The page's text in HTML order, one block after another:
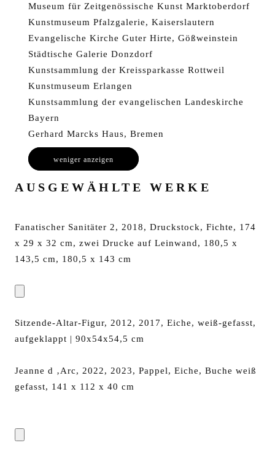
Museum für Zeitgenössische Kunst Marktoberdorf
Kunstmuseum Pfalzgalerie, Kaiserslautern
Evangelische Kirche Guter Hirte, Gößweinstein
Städtische Galerie Donzdorf
Kunstsammlung der Kreissparkasse Rottweil
Kunstmuseum Erlangen
Kunstsammlung der evangelischen Landeskirche
Bayern
Gerhard Marcks Haus, Bremen
weniger anzeigen
AUSGEWÄHLTE WERKE
Fanatischer Sanitäter 2, 2018, Druckstock, Fichte, 174
x 29 x 32 cm, zwei Drucke auf Leinwand, 180,5 x
143,5 cm, 180,5 x 143 cm
Sitzende-Altar-Figur, 2012, 2017, Eiche, weiß-gefasst,
aufgeklappt | 90x54x54,5 cm
Jeanne d ‚Arc, 2022, 2023, Pappel, Eiche, Buche weiß
gefasst, 141 x 112 x 40 cm